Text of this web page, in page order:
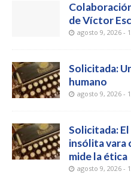
de Víctor
agosto 9, 2026 -
Solicitada:
humano
agosto 9, 2026 -
Solicitada: El
insólita vara
mide la ética
agosto 9, 2026 -